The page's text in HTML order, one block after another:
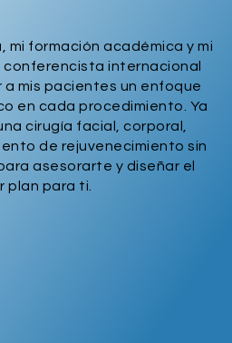
mi formación académica y mi
conferencista internacional
mis pacientes un enfoque
en cada procedimiento. Ya
cirugía facial, corporal,
de rejuvenecimiento sin
asesorarte y diseñar el
plan para ti.